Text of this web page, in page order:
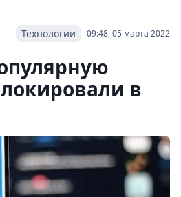
09:48, 05 марта 2022
Технологии
в